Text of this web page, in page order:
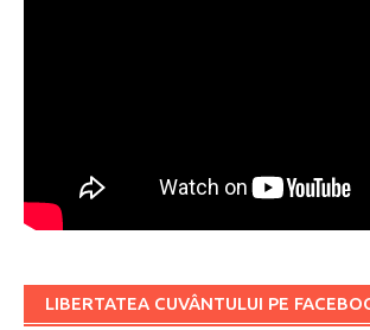
LIBERTATEA CUVÂNTULUI PE